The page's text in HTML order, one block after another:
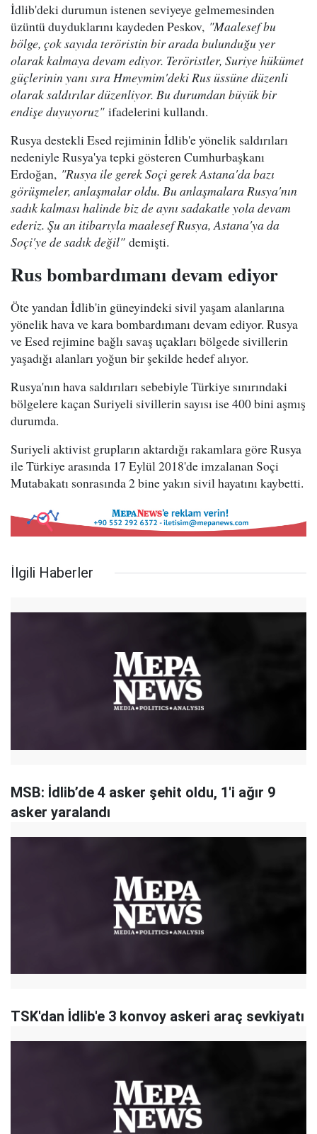
İdlib'deki durumun istenen seviyeye gelmemesinden
üzüntü duyduklarını kaydeden Peskov, "Maalesef bu
bölge, çok sayıda teröristin bir arada bulunduğu yer
olarak kalmaya devam ediyor. Teröristler, Suriye hükümet
güçlerinin yanı sıra Hmeymim'deki Rus üssüne düzenli
olarak saldırılar düzenliyor. Bu durumdan büyük bir
endişe duyuyoruz"ifadelerini kullandı.
Rusya destekli Esed rejiminin İdlib'e yönelik saldırıları
nedeniyle Rusya'ya tepki gösteren Cumhurbaşkanı
Erdoğan, "Rusya ile gerek Soçi gerek Astana'da bazı
görüşmeler, anlaşmalar oldu. Bu anlaşmalara Rusya'nın
sadık kalması halinde biz de aynı sadakatle yola devam
ederiz. Şu an itibarıyla maalesef Rusya, Astana'ya da
Soçi'ye de sadık değil"demişti.
Rus bombardımanı devam ediyor
Öte yandan İdlib'in güneyindeki sivil yaşam alanlarına
yönelik hava ve kara bombardımanı devam ediyor. Rusya
ve Esed rejimine bağlı savaş uçakları bölgede sivillerin
yaşadığı alanları yoğun bir şekilde hedef alıyor.
Rusya'nın hava saldırıları sebebiyle Türkiye sınırındaki
bölgelere kaçan Suriyeli sivillerin sayısı ise 400 bini aşmış
durumda.
Suriyeli aktivist grupların aktardığı rakamlara göre Rusya
ile Türkiye arasında 17 Eylül 2018'de imzalanan Soçi
Mutabakatı sonrasında 2 bine yakın sivil hayatını kaybetti.
İlgili Haberler
MSB: İdlib’de 4 asker şehit oldu, 1'i ağır 9
asker yaralandı
TSK'dan İdlib'e 3 konvoy askeri araç sevkiyatı